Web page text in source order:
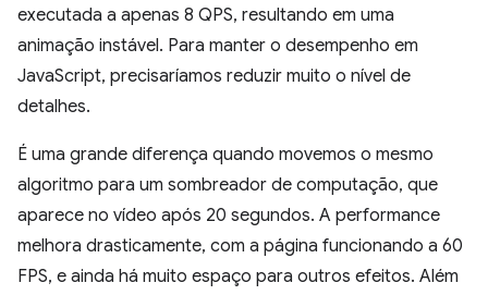
executada a apenas 8 QPS, resultando em uma
animação instável. Para manter o desempenho em
JavaScript, precisaríamos reduzir muito o nível de
detalhes.
É uma grande diferença quando movemos o mesmo
algoritmo para um sombreador de computação, que
aparece no vídeo após 20 segundos. A performance
melhora drasticamente, com a página funcionando a 60
FPS, e ainda há muito espaço para outros efeitos. Além